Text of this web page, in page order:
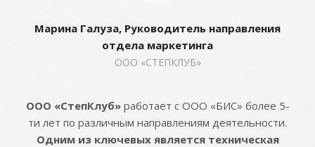
Марина Галуза, Руководитель направления
отдела маркетинга
ООО «СТЕПКЛУБ»
ООО «СтепКлуб»работает с ООО «БИС» более 5-
ти лет по различным направлениям деятельности.
Одним из ключевых является техническая